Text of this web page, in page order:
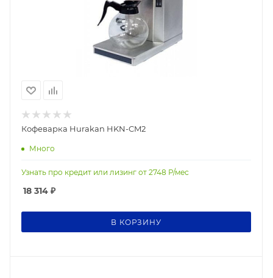
Кофеварка Hurakan HKN-CM2
Много
Узнать про кредит или лизинг от 2748 Р/мес
18 314 ₽
В КОРЗИНУ